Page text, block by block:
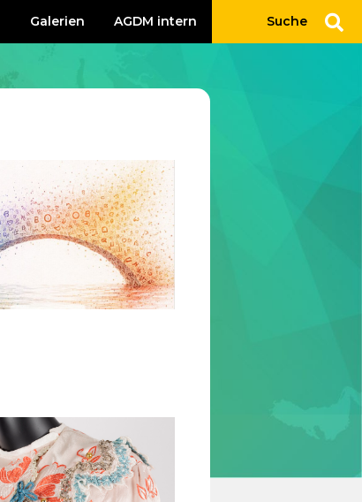
Galerien AGDM intern